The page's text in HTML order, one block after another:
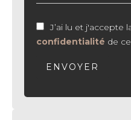
J’ai lu et j'accepte
confidentialité de
ENVOYER